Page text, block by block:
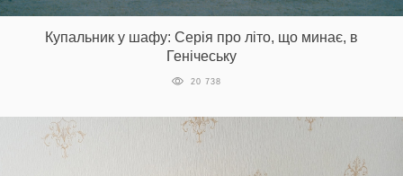
Купальник у шафу: Серія про літо, що минає, в
Генічеську
20 738